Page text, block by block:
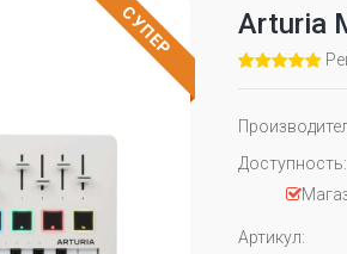
СУПЕР Arturia
Доступность:
Артикул: